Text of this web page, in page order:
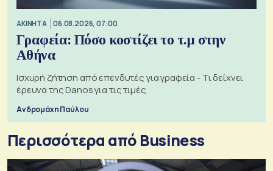
ΑΚΙΝΗΤΑ 06.08.2026, 07:00
Γραφεία: Πόσο κοστίζει το τ.μ στην
Αθήνα
Ισχυρή ζήτηση από επενδυτές για γραφεία - Τι δείχνει
έρευνα της Danos για τις τιμές
Ανδρομάχη Παύλου
Περισσότερα από Business